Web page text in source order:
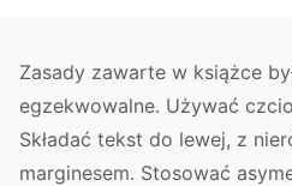
Zasady zawarte w książce
egzekwowalne. Używać
Składać tekst do lewej, z
marginesem. Stosować